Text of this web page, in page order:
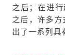
之后；在进
之后，许多
出了一系列具